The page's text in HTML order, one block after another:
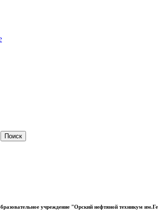
Поиск
учреждение "Орский нефтяной техникум